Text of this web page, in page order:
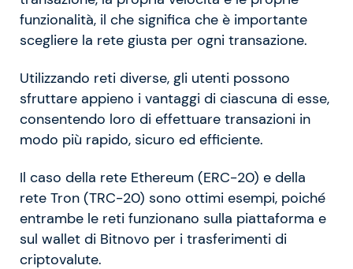
funzionalità, il che significa che è importante
scegliere la rete giusta per ogni transazione.
Utilizzando reti diverse, gli utenti possono
sfruttare appieno i vantaggi di ciascuna di esse,
consentendo loro di effettuare transazioni in
modo più rapido, sicuro ed efficiente.
Il caso della rete Ethereum (ERC-20) e della
rete Tron (TRC-20) sono ottimi esempi, poiché
entrambe le reti funzionano sulla piattaforma e
sul wallet di Bitnovo per i trasferimenti di
criptovalute.